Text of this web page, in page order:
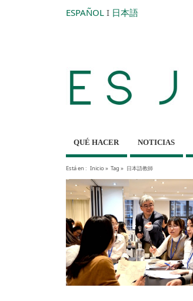
ESPAÑOL I 日本語
QUÉ HACER NOTICIAS
Está en : Inicio» Tag » 日本語教師